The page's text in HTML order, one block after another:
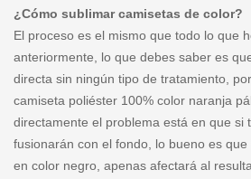
¿Cómo sublimar camisetas de color?
El proceso es el mismo que todo lo que
anteriormente, lo que debes saber es
directa sin ningún tipo de tratamiento,
camiseta poliéster 100% color naranja
directamente el problema está en que si
fusionarán con el fondo, lo bueno es
en color negro, apenas afectará al